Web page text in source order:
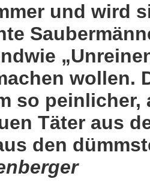
und wird
wollen.
so
Täter aus
den